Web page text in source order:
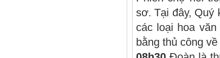
sơ. Tại đây, Quý
các loại hoa
bằng thủ công